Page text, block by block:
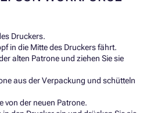
Druckers.
in die Mitte des Druckers fährt.
alten Patrone und ziehen Sie sie
aus der Verpackung und schütteln
von der neuen Patrone.